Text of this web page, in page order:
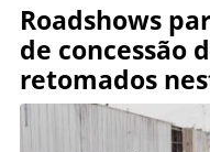
Roadshows
de concessão
retomados